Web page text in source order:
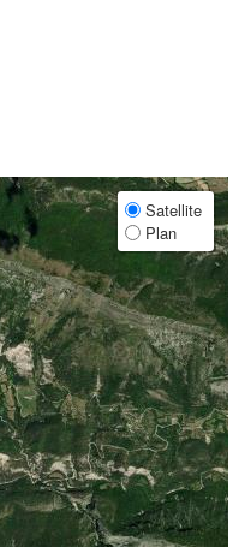
Satellite
Plan